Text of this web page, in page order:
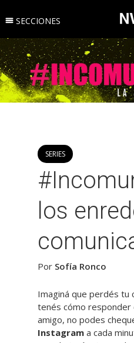
SECCIONES
SERIES
los
Por Sofía Ronco
Imaginá que perdés tu
tenés cómo responder
amigo, no podes
Instagram a cada